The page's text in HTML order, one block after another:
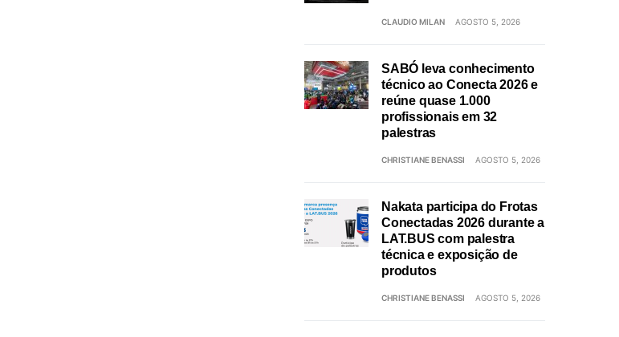
CLAUDIO MILAN AGOSTO 5, 2026
SABÓ leva conhecimento
técnico ao Conecta 2026 e
reúne quase 1.000
profissionais em 32
palestras
CHRISTIANE BENASSI AGOSTO 5, 2026
Nakata participa do Frotas
Conectadas 2026 durante a
LAT.BUS com palestra
técnica e exposição de
produtos
CHRISTIANE BENASSI AGOSTO 5, 2026